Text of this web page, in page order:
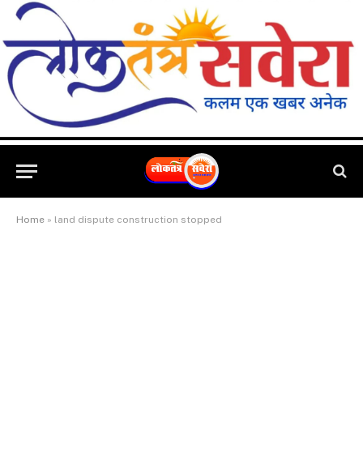
Home » land dispute construction stopped